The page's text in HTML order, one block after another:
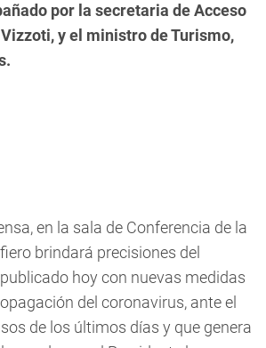
por la secretaria de Acceso
y el ministro de Turismo,
en la sala de Conferencia de la
brindará precisiones del
hoy con nuevas medidas
del coronavirus, ante el
de los últimos días y que genera